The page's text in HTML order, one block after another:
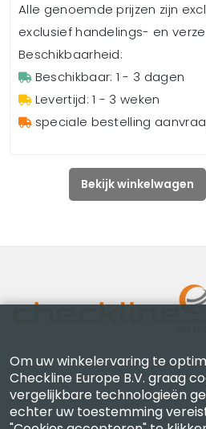
Alle genoemde prijzen zijn
exclusief handelings- en
Beschikbaarheid:
Beschikbaar: 1 - 3 dagen
Levertijd: 1 - 3 weken
speciale bestelling
Bekijk winkelwagen
Checkline Europe B.V. —
kalibratie, certificering en
precisiemeetinstrumenten.
Om uw winkelervaring te
Checkline Europe B.V. graag
vergelijkbare technologieën
echter uw toestemming